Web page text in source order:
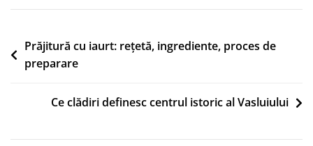
Elimini
Neplăcute
Navigare
Prăjitură cu iaurt: rețetă, ingrediente, proces de
preparare
Ce clădiri definesc centrul istoric al Vasluiului